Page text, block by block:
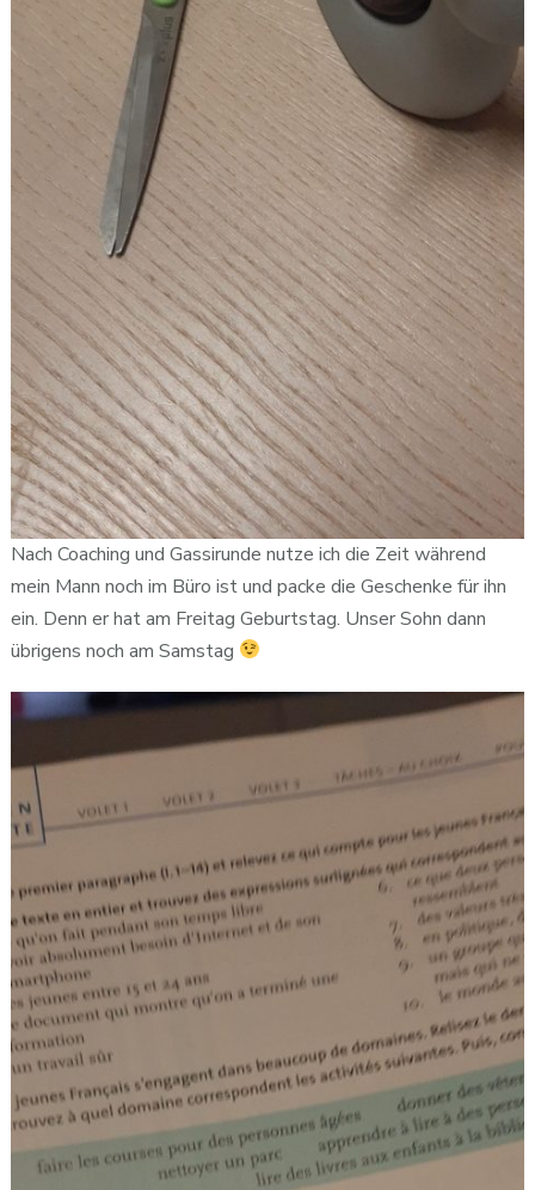
Nach Coaching und Gassirunde nutze ich die Zeit während
mein Mann noch im Büro ist und packe die Geschenke für ihn
ein. Denn er hat am Freitag Geburtstag. Unser Sohn dann
übrigens noch am Samstag